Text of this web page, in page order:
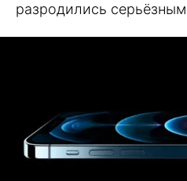
разродились